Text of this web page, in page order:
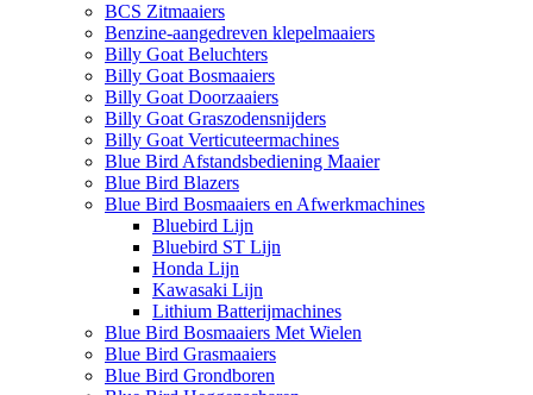
BCS Zitmaaiers
Benzine-aangedreven klepelmaaiers
Billy Goat Beluchters
Billy Goat Bosmaaiers
Billy Goat Doorzaaiers
Billy Goat Graszodensnijders
Billy Goat Verticuteermachines
Blue Bird Afstandsbediening Maaier
Blue Bird Blazers
Blue Bird Bosmaaiers en Afwerkmachines
Bluebird Lijn
Bluebird ST Lijn
Honda Lijn
Kawasaki Lijn
Lithium Batterijmachines
Blue Bird Bosmaaiers Met Wielen
Blue Bird Grasmaaiers
Blue Bird Grondboren